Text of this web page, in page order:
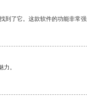
了它。这款软件的功能非常
。